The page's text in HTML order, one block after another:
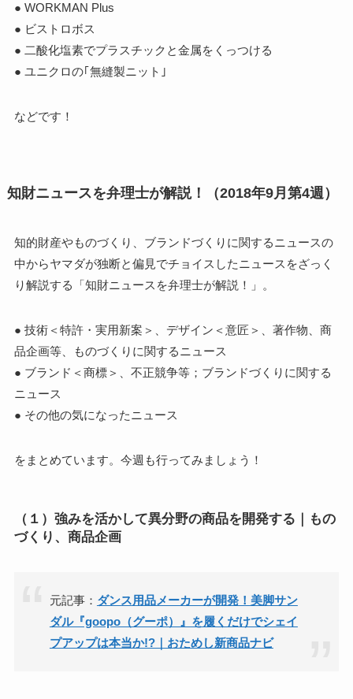
● WORKMAN Plus
● ビストロボス
● 二酸化塩素でプラスチックと金属をくっつける
● ユニクロの｢無縫製ニット｣
などです！
知財ニュースを弁理士が解説！（2018年9月第4週）
知的財産やものづくり、ブランドづくりに関するニュースの
中からヤマダが独断と偏見でチョイスしたニュースをざっく
り解説する「知財ニュースを弁理士が解説！」。
● 技術＜特許・実用新案＞、デザイン＜意匠＞、著作物、商
品企画等、ものづくりに関するニュース
● ブランド＜商標＞、不正競争等；ブランドづくりに関する
ニュース
● その他の気になったニュース
をまとめています。今週も行ってみましょう！
（１）強みを活かして異分野の商品を開発する｜もの
づくり、商品企画
元記事： ダンス用品メーカーが開発！美脚サン
ダル『goopo（グーポ）』を履くだけでシェイ
プアップは本当か!?｜おためし新商品ナビ